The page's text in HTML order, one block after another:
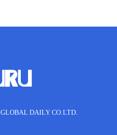
GLOBAL DAILY CO.LTD.